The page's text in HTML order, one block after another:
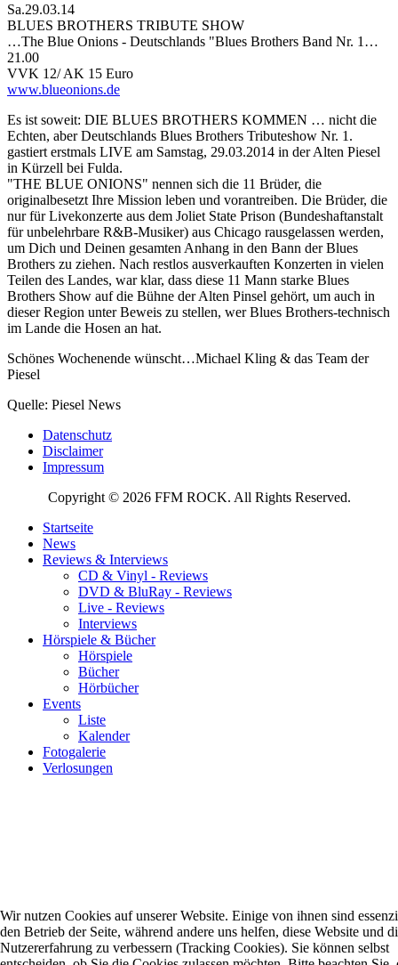
Sa.29.03.14
BLUES BROTHERS TRIBUTE SHOW
…The Blue Onions - Deutschlands "Blues Brothers Band Nr. 1…
21.00
VVK 12/ AK 15 Euro
www.blueonions.de
Es ist soweit: DIE BLUES BROTHERS KOMMEN … nicht die
Echten, aber Deutschlands Blues Brothers Tributeshow Nr. 1.
gastiert erstmals LIVE am Samstag, 29.03.2014 in der Alten Piesel
in Kürzell bei Fulda.
"THE BLUE ONIONS" nennen sich die 11 Brüder, die
originalbesetzt Ihre Mission leben und vorantreiben. Die Brüder, die
nur für Livekonzerte aus dem Joliet State Prison (Bundeshaftanstalt
für unbelehrbare R&B-Musiker) aus Chicago rausgelassen werden,
um Dich und Deinen gesamten Anhang in den Bann der Blues
Brothers zu ziehen. Nach restlos ausverkauften Konzerten in vielen
Teilen des Landes, war klar, dass diese 11 Mann starke Blues
Brothers Show auf die Bühne der Alten Pinsel gehört, um auch in
dieser Region unter Beweis zu stellen, wer Blues Brothers-technisch
im Lande die Hosen an hat.
Schönes Wochenende wünscht…Michael Kling & das Team der
Piesel
Quelle: Piesel News
Datenschutz
Disclaimer
Impressum
Copyright © 2026 FFM ROCK. All Rights Reserved.
Startseite
News
Reviews & Interviews
CD & Vinyl - Reviews
DVD & BluRay - Reviews
Live - Reviews
Interviews
Hörspiele & Bücher
Hörspiele
Bücher
Hörbücher
Events
Liste
Kalender
Fotogalerie
Verlosungen
Wir nutzen Cookies auf unserer Website. Einige von ihnen sind
den Betrieb der Seite, während andere uns helfen, diese Website und
Nutzererfahrung zu verbessern (Tracking Cookies). Sie können selbst